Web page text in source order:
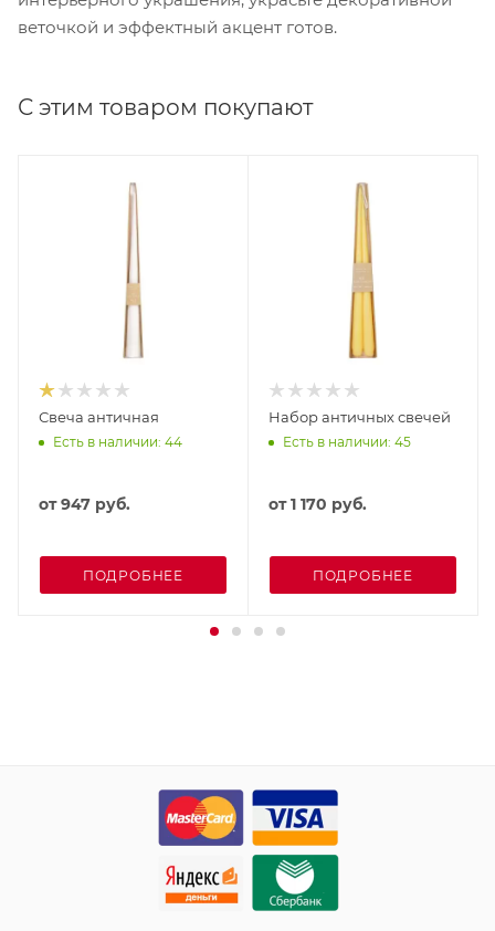
веточкой и эффектный акцент готов.
С этим товаром покупают
Свеча античная
Есть в наличии: 44
от947 руб.
ПОДРОБНЕЕ
Набор античных свечей
Есть в наличии: 45
от1 170 руб.
ПОДРОБНЕЕ